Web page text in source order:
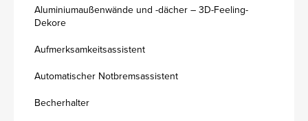
Aluminiumaußenwände und -dächer – 3D-Feeling-
Dekore
Aufmerksamkeitsassistent
Automatischer Notbremsassistent
Becherhalter